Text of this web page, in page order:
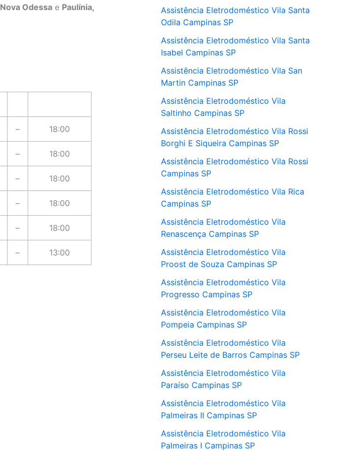
Nova Odessa e Paulínia,
– 18:00
– 18:00
– 18:00
– 18:00
– 18:00
– 13:00
Assistência Eletrodoméstico Vila Santa
Odila Campinas SP
Assistência Eletrodoméstico Vila Santa
Isabel Campinas SP
Assistência Eletrodoméstico Vila San
Martin Campinas SP
Assistência Eletrodoméstico Vila
Saltinho Campinas SP
Assistência Eletrodoméstico Vila Rossi
Borghi E Siqueira Campinas SP
Assistência Eletrodoméstico Vila Rossi
Campinas SP
Assistência Eletrodoméstico Vila Rica
Campinas SP
Assistência Eletrodoméstico Vila
Renascença Campinas SP
Assistência Eletrodoméstico Vila
Proost de Souza Campinas SP
Assistência Eletrodoméstico Vila
Progresso Campinas SP
Assistência Eletrodoméstico Vila
Pompeia Campinas SP
Assistência Eletrodoméstico Vila
Perseu Leite de Barros Campinas SP
Assistência Eletrodoméstico Vila
Paraíso Campinas SP
Assistência Eletrodoméstico Vila
Palmeiras II Campinas SP
Assistência Eletrodoméstico Vila
Palmeiras I Campinas SP